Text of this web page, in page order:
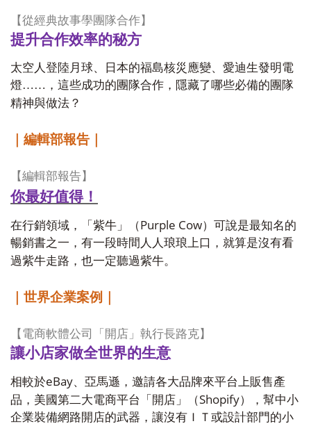
【從經典故事學團隊合作】
提升合作效率的秘方
太空人登陸月球、日本的福島核災應變、愛迪生發明電
燈……，這些成功的團隊合作，隱藏了哪些必備的團隊
精神與做法？
｜編輯部報告｜
【編輯部報告】
你最好值得！
在行銷領域，「紫牛」（Purple Cow）可說是最知名的
暢銷書之一，有一段時間人人琅琅上口，就算是沒有看
過紫牛走路，也一定聽過紫牛。
｜世界企業案例｜
【電商軟體公司「開店」執行長路克】
讓小店家做全世界的生意
相較於eBay、亞馬遜，邀請各大品牌來平台上販售產
品，美國第二大電商平台「開店」（Shopify），幫中小
企業裝備網路開店的武器，讓沒有ＩＴ或設計部門的小